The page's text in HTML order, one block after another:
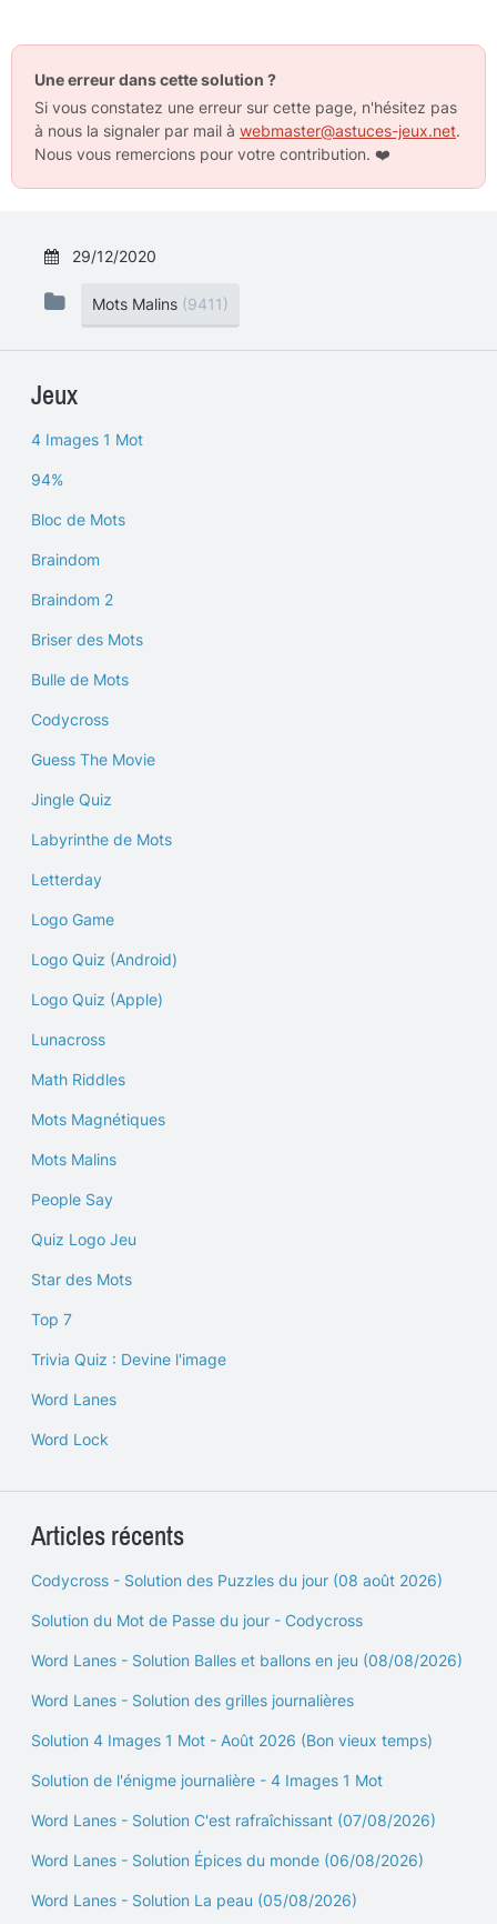
Une erreur dans cette solution ?
Si vous constatez une erreur sur cette page, n'hésitez pas
à nous la signaler par mail à webmaster@astuces-jeux.net.
Nous vous remercions pour votre contribution. ❤️
29/12/2020
Mots Malins (9411)
Jeux
4 Images 1 Mot
94%
Bloc de Mots
Braindom
Braindom 2
Briser des Mots
Bulle de Mots
Codycross
Guess The Movie
Jingle Quiz
Labyrinthe de Mots
Letterday
Logo Game
Logo Quiz (Android)
Logo Quiz (Apple)
Lunacross
Math Riddles
Mots Magnétiques
Mots Malins
People Say
Quiz Logo Jeu
Star des Mots
Top 7
Trivia Quiz : Devine l'image
Word Lanes
Word Lock
Articles récents
Codycross - Solution des Puzzles du jour (08 août 2026)
Solution du Mot de Passe du jour - Codycross
Word Lanes - Solution Balles et ballons en jeu (08/08/2026)
Word Lanes - Solution des grilles journalières
Solution 4 Images 1 Mot - Août 2026 (Bon vieux temps)
Solution de l'énigme journalière - 4 Images 1 Mot
Word Lanes - Solution C'est rafraîchissant (07/08/2026)
Word Lanes - Solution Épices du monde (06/08/2026)
Word Lanes - Solution La peau (05/08/2026)